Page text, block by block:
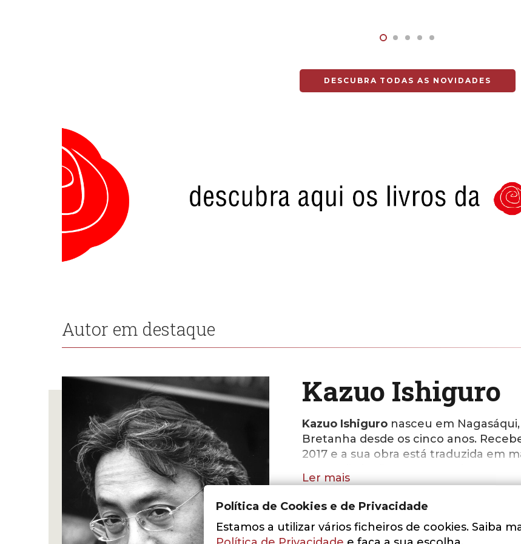
DESCUBRA TODAS AS NOVIDADES
Autor em destaque
Kazuo Ishiguro
Kazuo Ishiguro nasceu em
Bretanha desde os cinco anos.
2017 e a sua obra está traduzida em
de Oficial da Ordem do Império
Cavaleiro da Ordem das Artes e Letras.
para cinema. O argumento que
Ler mais
Política de Cookies e de Privacidade
Estamos a utilizar vários ficheiros de cookies. Saiba